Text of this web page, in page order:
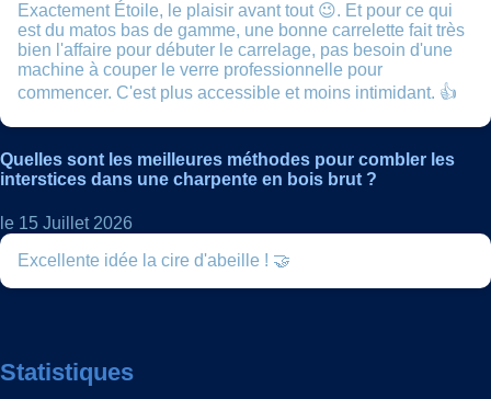
Exactement Étoile, le plaisir avant tout 😉. Et pour ce qui
est du matos bas de gamme, une bonne carrelette fait très
bien l'affaire pour débuter le carrelage, pas besoin d'une
machine à couper le verre professionnelle pour
commencer. C'est plus accessible et moins intimidant. 👍
Quelles sont les meilleures méthodes pour combler les
interstices dans une charpente en bois brut ?
le 15 Juillet 2026
Excellente idée la cire d'abeille ! 🤝
Statistiques